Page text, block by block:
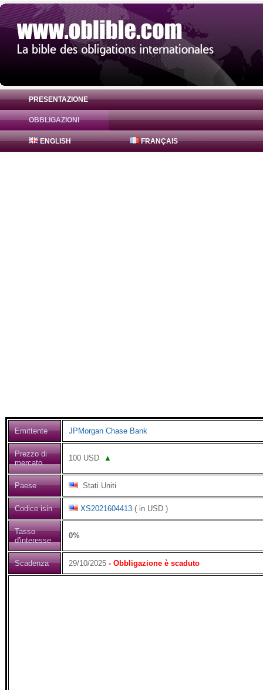
PRESENTAZIONE
OBBLIGAZIONI
ENGLISH FRANÇAIS
Obbligazione JPMorgan Chase Bank 0% (
Emittente JPMorgan Chase Bank
Prezzo di
mercato
100 USD ▲
Paese Stati Uniti
Codice isin XS2021604413 ( in USD )
Tasso
d'interesse
0%
Scadenza 29/10/2025 - Obbligazione è scaduto